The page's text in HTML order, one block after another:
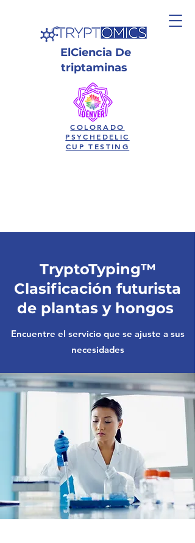
ElCiencia De
triptaminas
COLORADO
PSYCHEDELIC
CUP TESTING
TryptoTyping™
Clasificación futurista
de plantas y hongos
Encuentre el servicio que se ajuste a sus
necesidades